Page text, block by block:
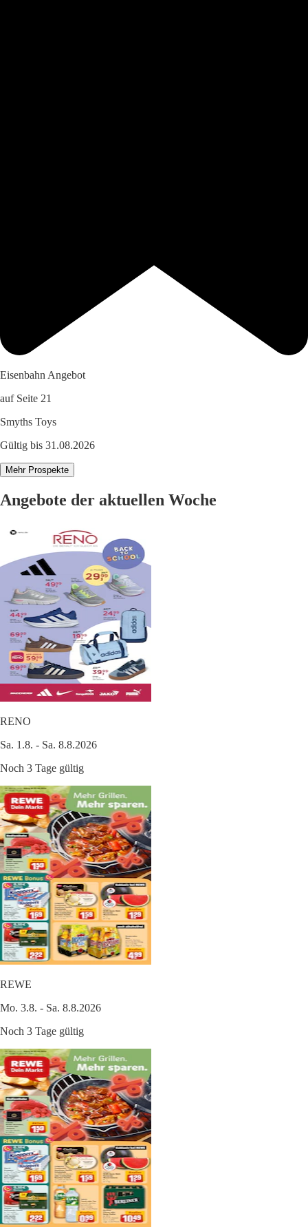
Eisenbahn Angebot
auf Seite 21
Smyths Toys
Gültig bis 31.08.2026
Mehr Prospekte
Angebote der aktuellen Woche
RENO
Sa. 1.8. - Sa. 8.8.2026
Noch 3 Tage gültig
REWE
Mo. 3.8. - Sa. 8.8.2026
Noch 3 Tage gültig